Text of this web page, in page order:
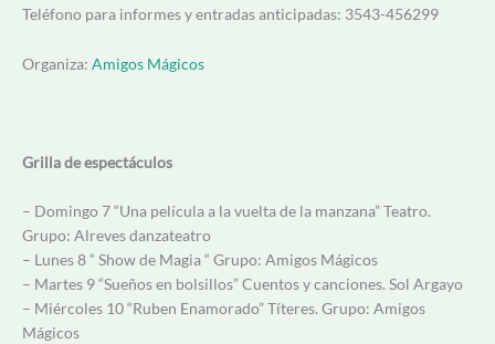
Teléfono para informes y entradas anticipadas: 3543-456299
Organiza: Amigos Mágicos
Grilla de espectáculos
– Domingo 7 “Una película a la vuelta de la manzana” Teatro.
Grupo: Alreves danzateatro
– Lunes 8 “ Show de Magia “ Grupo: Amigos Mágicos
– Martes 9 “Sueños en bolsillos” Cuentos y canciones. Sol Argayo
– Miércoles 10 “Ruben Enamorado” Títeres. Grupo: Amigos
Mágicos